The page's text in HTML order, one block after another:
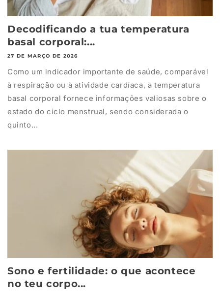
Decodificando a tua temperatura
basal corporal:...
27 DE MARÇO DE 2026
Como um indicador importante de saúde, comparável
à respiração ou à atividade cardíaca, a temperatura
basal corporal fornece informações valiosas sobre o
estado do ciclo menstrual, sendo considerada o
quinto...
Sono e fertilidade: o que acontece
no teu corpo...